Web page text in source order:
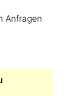
Anfragen